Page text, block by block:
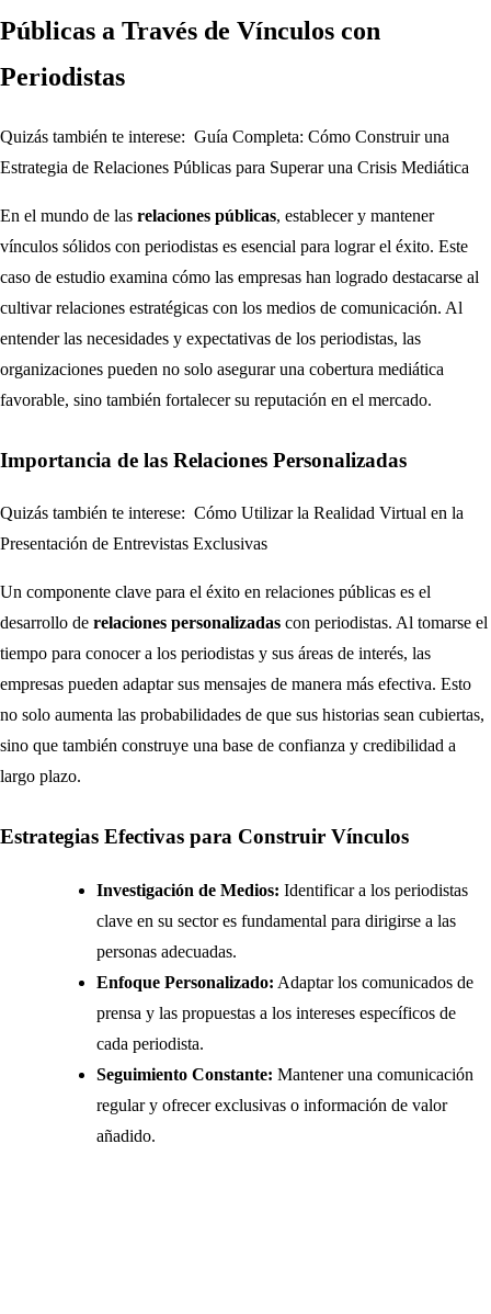
Públicas a Través de Vínculos con
Periodistas
Quizás también te interese: Guía Completa: Cómo Construir una
Estrategia de Relaciones Públicas para Superar una Crisis Mediática
En el mundo de las relaciones públicas, establecer y mantener
vínculos sólidos con periodistas es esencial para lograr el éxito. Este
caso de estudio examina cómo las empresas han logrado destacarse al
cultivar relaciones estratégicas con los medios de comunicación. Al
entender las necesidades y expectativas de los periodistas, las
organizaciones pueden no solo asegurar una cobertura mediática
favorable, sino también fortalecer su reputación en el mercado.
Importancia de las Relaciones Personalizadas
Quizás también te interese: Cómo Utilizar la Realidad Virtual en la
Presentación de Entrevistas Exclusivas
Un componente clave para el éxito en relaciones públicas es el
desarrollo de relaciones personalizadas con periodistas. Al tomarse el
tiempo para conocer a los periodistas y sus áreas de interés, las
empresas pueden adaptar sus mensajes de manera más efectiva. Esto
no solo aumenta las probabilidades de que sus historias sean cubiertas,
sino que también construye una base de confianza y credibilidad a
largo plazo.
Estrategias Efectivas para Construir Vínculos
Investigación de Medios: Identificar a los periodistas
clave en su sector es fundamental para dirigirse a las
personas adecuadas.
Enfoque Personalizado: Adaptar los comunicados de
prensa y las propuestas a los intereses específicos de
cada periodista.
Seguimiento Constante: Mantener una comunicación
regular y ofrecer exclusivas o información de valor
añadido.